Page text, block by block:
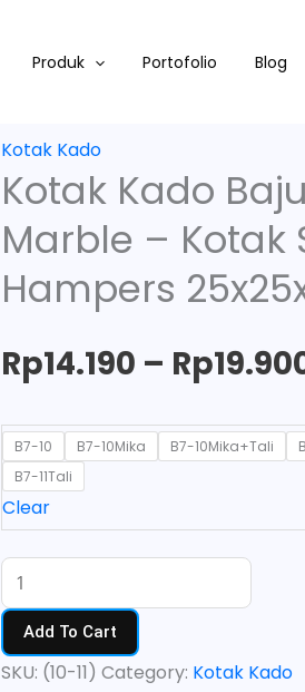
Produk Portofolio Blog
Kotak Kado
Kotak Kado
Marble – Kotak
Hampers
Rp14.190 – Rp
B7-10 B7-10Mika B7-10Mika+Tali
B7-11Tali
Clear
Kotak
Mika
Marble
-
Kotak
Souvenir
Box
25x25x7
-
B7
(10-
11)
quantity
Add To Cart
SKU: (10-11) Category: Kotak Kado